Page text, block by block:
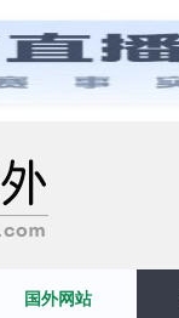
国外网站